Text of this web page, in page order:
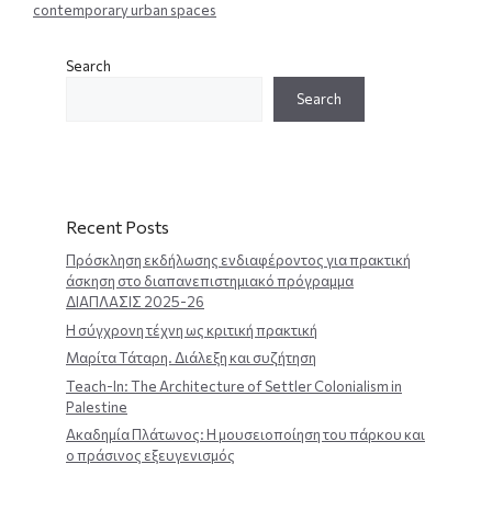
contemporary urban spaces
Search
Search
Recent Posts
Πρόσκληση εκδήλωσης ενδιαφέροντος για πρακτική
άσκηση στο διαπανεπιστημιακό πρόγραμμα
ΔΙΑΠΛΑΣΙΣ 2025-26
Η σύγχρονη τέχνη ως κριτική πρακτική
Μαρίτα Τάταρη. Διάλεξη και συζήτηση
Teach-In: The Architecture of Settler Colonialism in
Palestine
Ακαδημία Πλάτωνος: Η μουσειοποίηση του πάρκου και
ο πράσινος εξευγενισμός